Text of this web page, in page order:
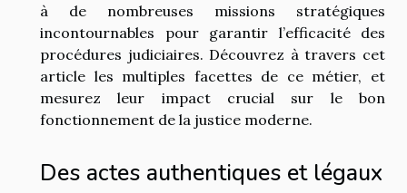
à de nombreuses missions stratégiques
incontournables pour garantir l’efficacité des
procédures judiciaires. Découvrez à travers cet
article les multiples facettes de ce métier, et
mesurez leur impact crucial sur le bon
fonctionnement de la justice moderne.
Des actes authentiques et légaux